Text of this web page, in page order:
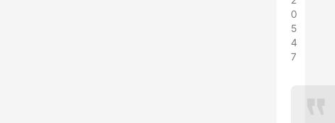
0
5
4
7